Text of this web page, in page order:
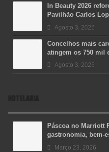
In Beauty 2026
Pavilhão Carlos
Agosto 3, 2026
Concelhos mais
atingem os 750 mil
Agosto 3, 2026
HOTELARIA
Páscoa no Marriott
gastronomia, bem-
Março 23, 2026